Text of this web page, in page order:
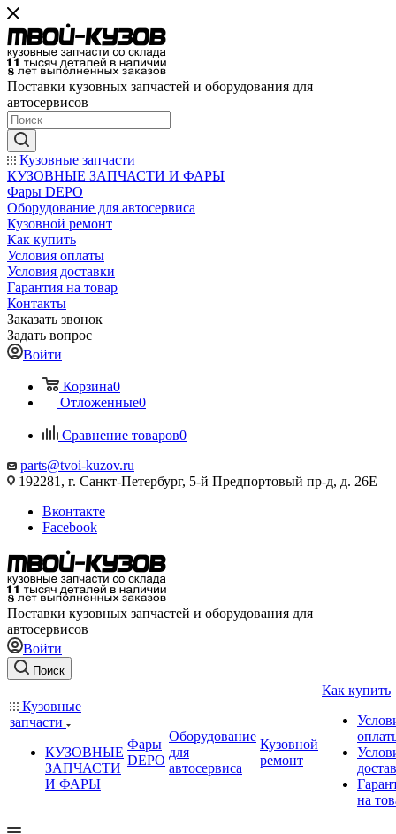
Поставки кузовных запчастей и оборудования для
автосервисов
Кузовные запчасти
КУЗОВНЫЕ ЗАПЧАСТИ И ФАРЫ
Фары DEPO
Оборудование для автосервиса
Кузовной ремонт
Как купить
Условия оплаты
Условия доставки
Гарантия на товар
Контакты
Заказать звонок
Задать вопрос
Войти
Корзина0
Отложенные0
Сравнение товаров0
parts@tvoi-kuzov.ru
192281, г. Санкт-Петербург, 5-й Предпортовый пр-д, д. 26Е
Вконтакте
Facebook
Поставки кузовных запчастей и оборудования для
автосервисов
Войти
Поиск
Кузовные
запчасти
КУЗОВНЫЕ
ЗАПЧАСТИ
И ФАРЫ
Фары
DEPO
Оборудование
для
автосервиса
Кузовной
ремонт
Как купить
на